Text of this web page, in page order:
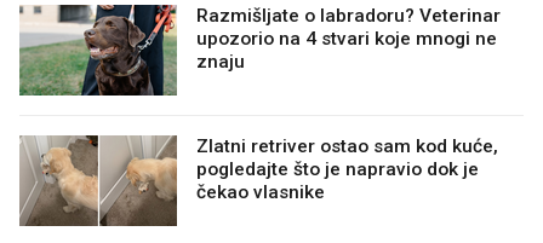
Razmišljate o labradoru? Veterinar
upozorio na 4 stvari koje mnogi ne
znaju
Zlatni retriver ostao sam kod kuće,
pogledajte što je napravio dok je
čekao vlasnike